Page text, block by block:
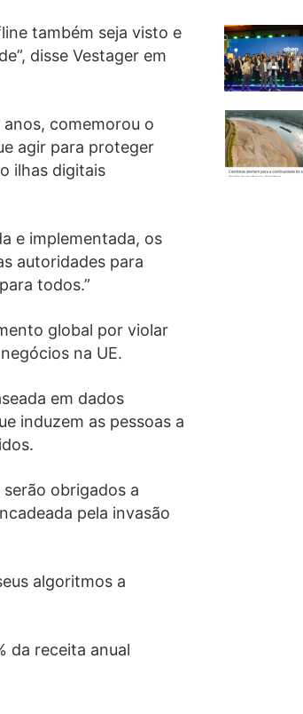
também seja visto e
disse Vestager em
comemorou o
agir para proteger
ilhas digitais
e implementada, os
autoridades para
todos.”
global por violar
na UE.
em dados
induzem as pessoas a
obrigados a
pela invasão
algoritmos a
da receita anual